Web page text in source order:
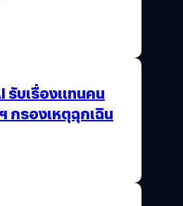
รับเรื่องแทนคน
กรองเหตุฉุกเฉิน